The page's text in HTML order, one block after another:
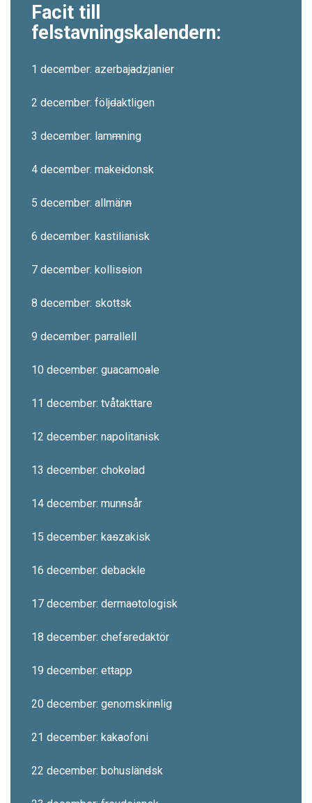
Facit till
felstavningskalendern:
1 december: azerbajadzjanier
2 december: följdaktligen
3 december: lammning
4 december: makeidonsk
5 december: allmänn
6 december: kastilianisk
7 december: kollission
8 december: skottsk
9 december: parrallell
10 december: guacamoale
11 december: tvåtakttare
12 december: napolitanisk
13 december: chokolad
14 december: munnsår
15 december: kaszakisk
16 december: debackle
17 december: dermaotologisk
18 december: chefsredaktör
19 december: ettapp
20 december: genomskinnlig
21 december: kakaofoni
22 december: bohusländsk